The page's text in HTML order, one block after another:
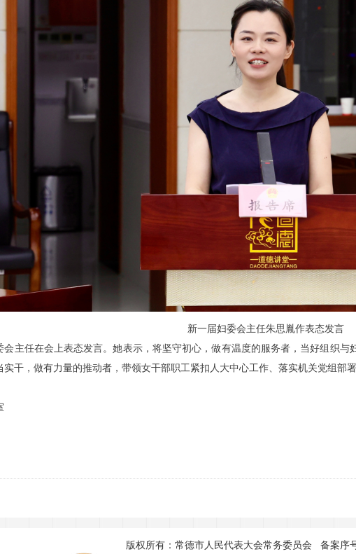
新一届妇委会主任朱思胤作表态发言
会主任在会上表态发言。她表示，将坚守初心，做有温度的服务者，当好组织
干，做有力量的推动者，带领女干部职工紧扣人大中心工作、落实机关党组部
版权所有：常德市人民代表大会常务委员会 备案序